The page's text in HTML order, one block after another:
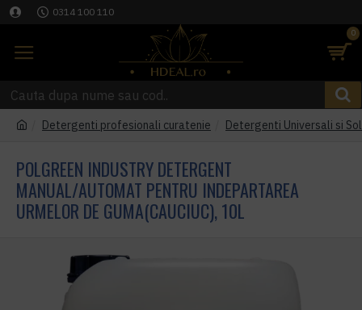
0314 100 110
0
Detergenti profesionali curatenie Detergenti Universali si
POLGREEN INDUSTRY DETERGENT
MANUAL/AUTOMAT PENTRU INDEPARTAREA
URMELOR DE GUMA(CAUCIUC), 10L